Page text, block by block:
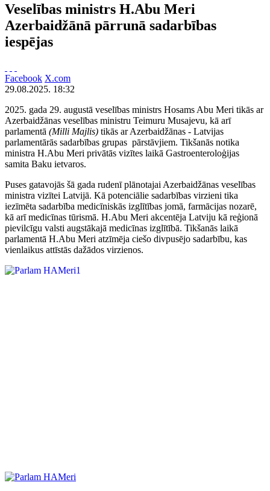
Veselības ministrs H.Abu Meri
Azerbaidžānā pārrunā sadarbības
iespējas
Facebook X.com
29.08.2025. 18:32
2025. gada 29. augustā veselības ministrs Hosams Abu Meri tikās ar
Azerbaidžānas veselības ministru Teimuru Musajevu, kā arī
parlamentā (Milli Majlis) tikās ar Azerbaidžānas - Latvijas
parlamentārās sadarbības grupas pārstāvjiem. Tikšanās notika
ministra H.Abu Meri privātās vizītes laikā Gastroenteroloģijas
samita Baku ietvaros.
Puses gatavojās šā gada rudenī plānotajai Azerbaidžānas veselības
ministra vizītei Latvijā. Kā potenciālie sadarbības virzieni tika
iezīmēta sadarbība medicīniskās izglītības jomā, farmācijas nozarē,
kā arī medicīnas tūrismā. H.Abu Meri akcentēja Latviju kā reģionā
pievilcīgu valsti augstākajā medicīnas izglītībā. Tikšanās laikā
parlamentā H.Abu Meri atzīmēja ciešo divpusējo sadarbību, kas
vienlaikus attīstās dažādos virzienos.